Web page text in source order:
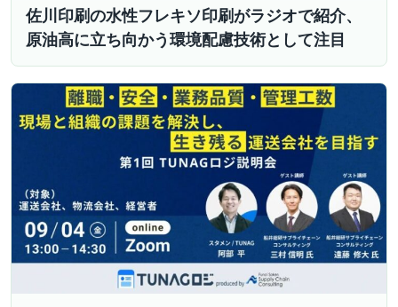
佐川印刷の水性フレキソ印刷がラジオで紹介、
原油高に立ち向かう環境配慮技術として注目